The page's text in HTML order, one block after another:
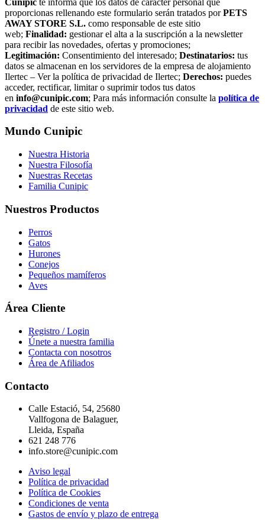
proporcionas rellenando este formulario serán tratados porPETS
AWAY STORE S.L. como responsable de este sitio
web; Finalidad: gestionar el alta a la suscripción a la newsletter
para recibir las novedades, ofertas y promociones;
Legitimación: Consentimiento del interesado; Destinatarios: tus
datos se almacenan en los servidores de la empresa de alojamiento
Ilertec – Ver la política de privacidad de Ilertec; Derechos: puedes
acceder, rectificar, limitar o suprimir todos tus datos
en info@cunipic.com; Para más información consulte la política de
privacidad de este sitio web.
Mundo Cunipic
Nuestra Historia
Nuestra Filosofía
Nuestras Recetas
Familia Cunipic
Nuestros Productos
Perros
Gatos
Hurones
Conejos
Pequeños mamíferos
Aves
Área Cliente
Registro / Login
Únete a nuestra familia
Contacta con nosotros
Área de Afiliados
Contacto
Calle Estació, 54, 25680
Vallfogona de Balaguer,
Lleida, España
621 248 776
info.store@cunipic.com
Aviso legal
Política de privacidad
Política de Cookies
Condiciones de venta
Gastos de envío y plazo de entrega